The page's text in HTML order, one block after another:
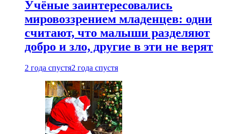
Учёные заинтересовались
мировоззрением младенцев: одни
считают, что малыши разделяют
добро и зло, другие в эти не верят
2 года спустя2 года спустя